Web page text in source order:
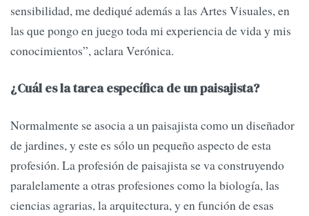
sensibilidad, me dediqué además a las Artes Visuales, en
las que pongo en juego toda mi experiencia de vida y mis
conocimientos”, aclara Verónica.
¿Cuál es la tarea específica de un paisajista?
Normalmente se asocia a un paisajista como un diseñador
de jardines, y este es sólo un pequeño aspecto de esta
profesión. La profesión de paisajista se va construyendo
paralelamente a otras profesiones como la biología, las
ciencias agrarias, la arquitectura, y en función de esas